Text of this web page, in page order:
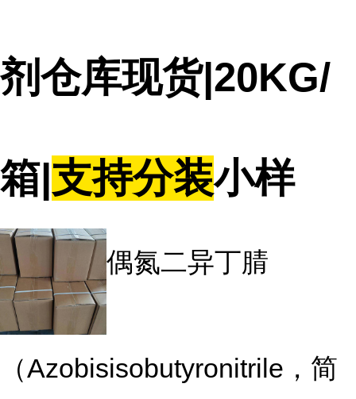
剂仓库现货|20KG/
箱|支持分装小样
偶氮二异丁腈
（Azobisisobutyronitrile，简